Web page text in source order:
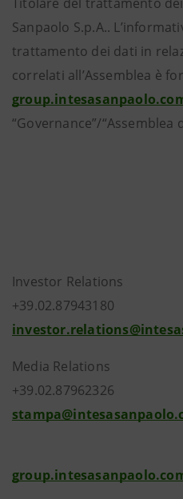
Sanpaolo S.p.A..
trattamento dei dati in
correlati all’Assemblea è
“Governance”/“Assemblea
Investor Relations
+39.02.87943180
Media Relations
+39.02.87962326